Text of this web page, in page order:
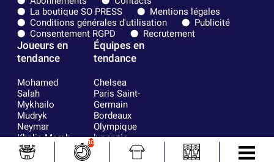
La boutique SO PRESS
Mentions légales
Conditions générales d'utilisation
Publicité
Consentement RGPD
Recrutement
Joueurs en
tendance
Mohamed
Salah
Mykhailo
Mudryk
Neymar
Khalis Merah
Loïs Openda
Moussa
Équipes en
tendance
Chelsea
Paris Saint-
Germain
Bordeaux
Olympique
lyonnais
FIFA
Real Madrid
10